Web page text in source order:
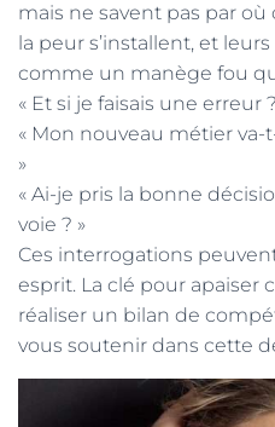
mais ne savent pas par
la peur s’installent, et
comme un manège fou
« Et si je faisais une erreur
« Mon nouveau métier va-
»
« Ai-je pris la bonne
voie ? »
Ces interrogations
esprit. La clé pour apaiser
réaliser un bilan de
vous soutenir dans cette